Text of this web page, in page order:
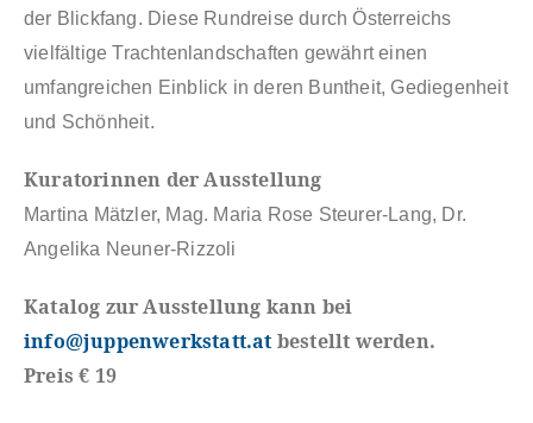
der Blickfang. Diese Rundreise durch Österreichs
vielfältige Trachtenlandschaften gewährt einen
umfangreichen Einblick in deren Buntheit, Gediegenheit
und Schönheit.
Kuratorinnen der Ausstellung
Martina Mätzler, Mag. Maria Rose Steurer-Lang, Dr.
Angelika Neuner-Rizzoli
Katalog zur Ausstellung kann bei
info@juppenwerkstatt.atbestellt werden.
Preis € 19